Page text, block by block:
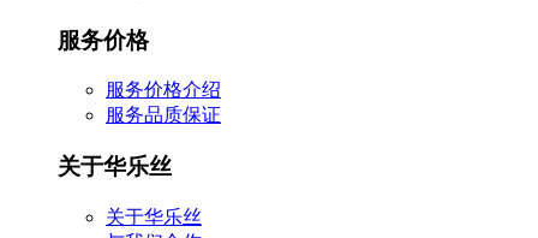
服务价格
服务价格介绍
服务品质保证
关于华乐丝
关于华乐丝